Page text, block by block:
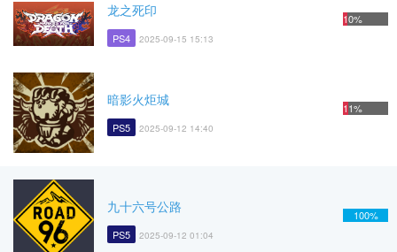
龙之死印
PS4 2025-09-15 15:13
10%
暗影火炬城
PS5 2025-09-12 14:40
11%
九十六号公路
PS5 2025-09-12 01:04
100%